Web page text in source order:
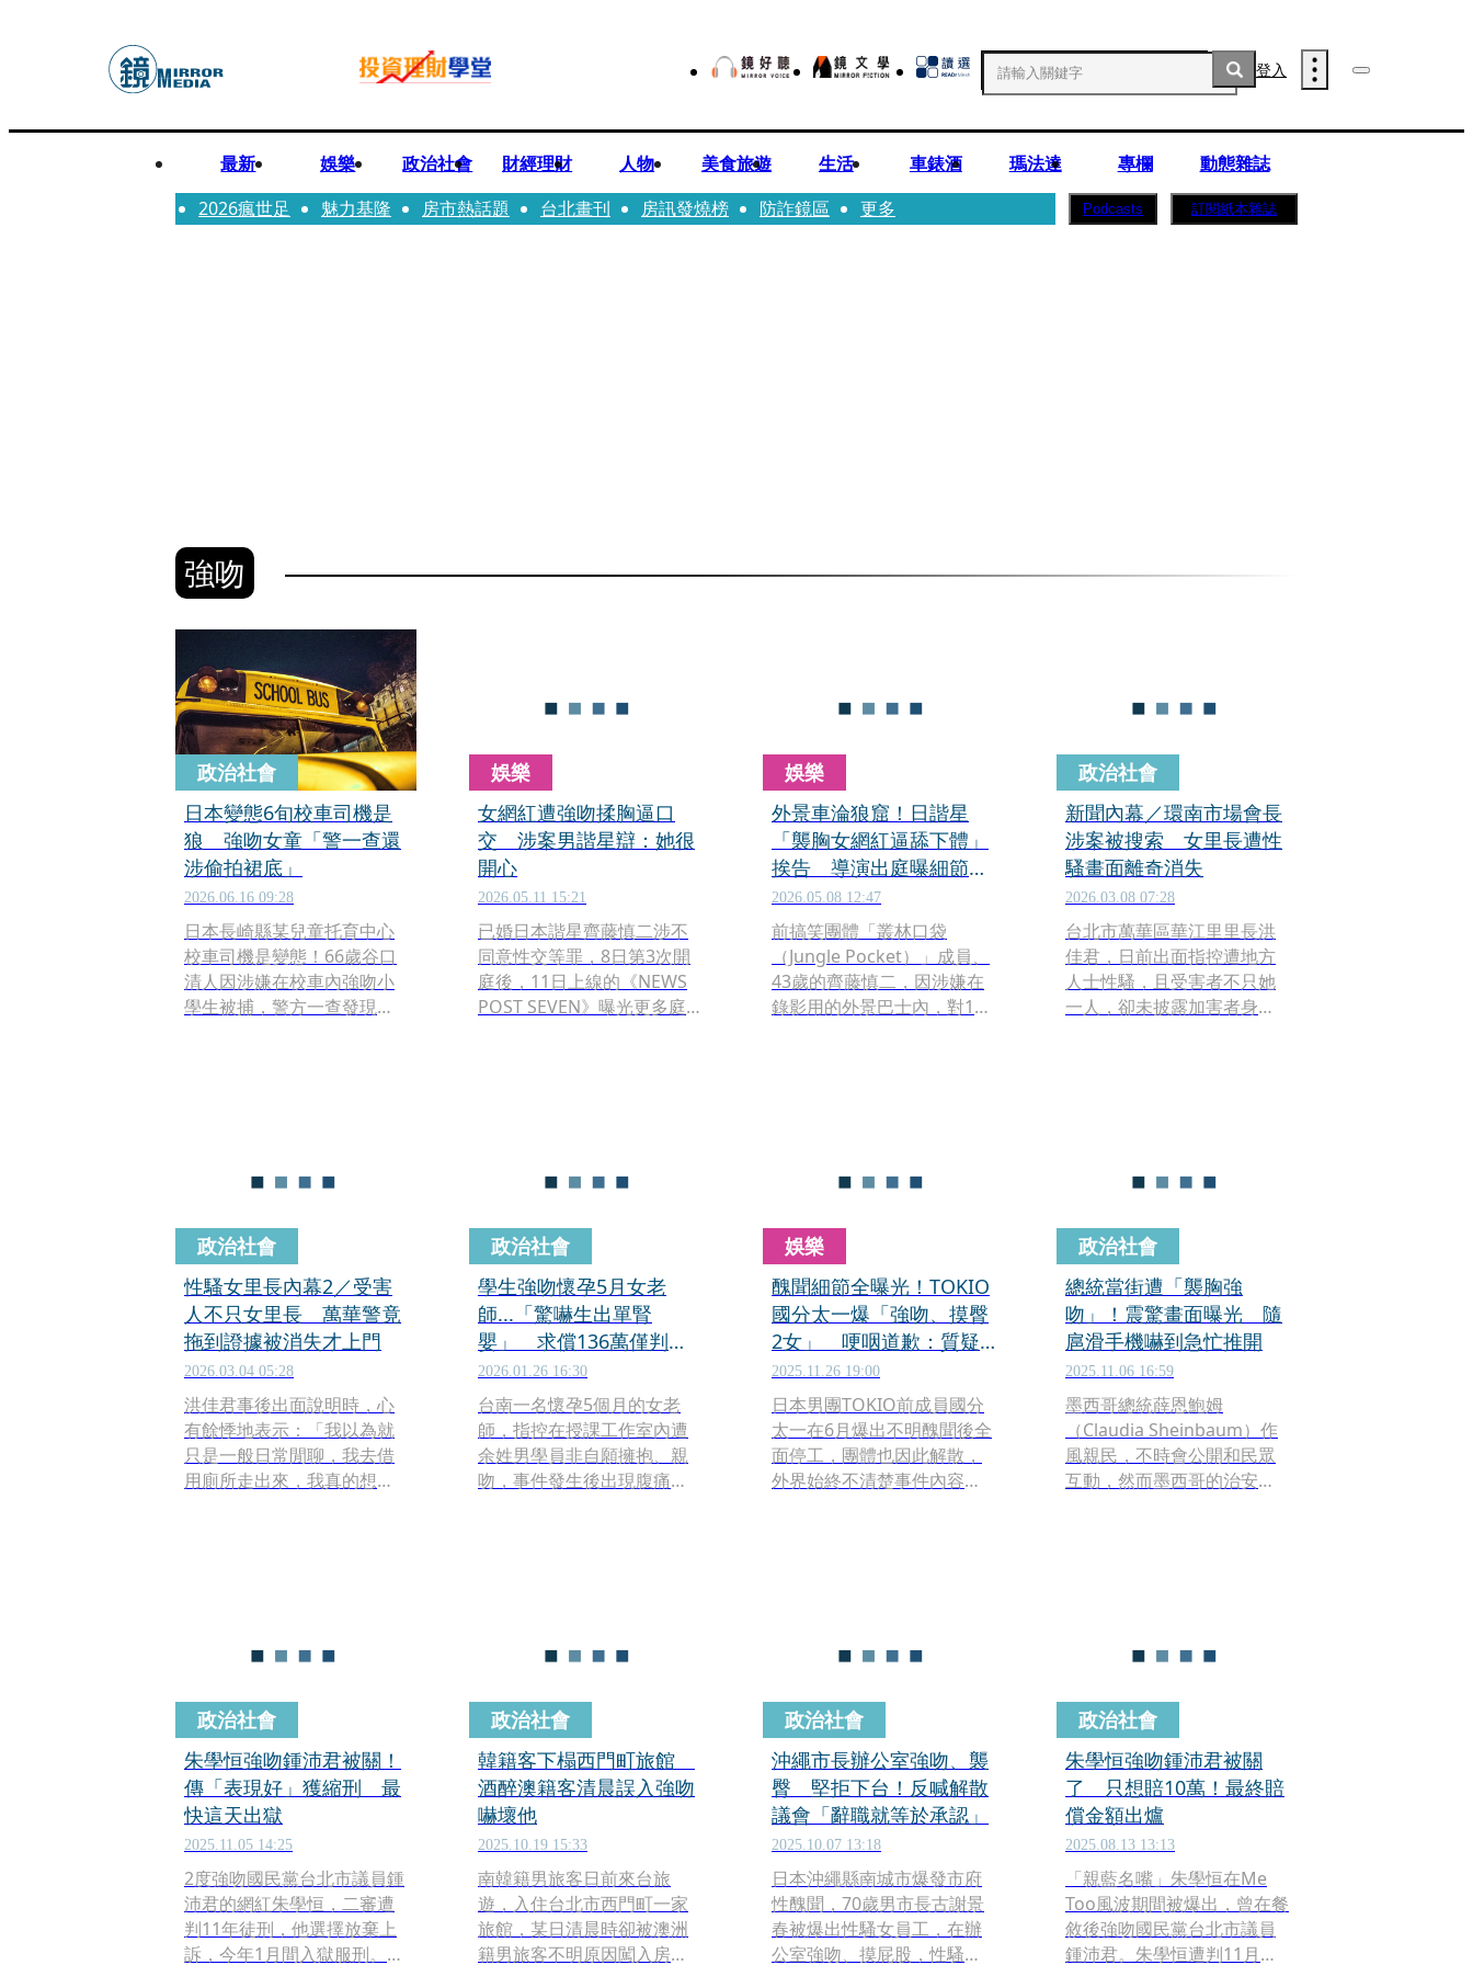
登入
最新 娛樂 政治社會 財經理財 人物 美食旅遊 生活 車錶酒 瑪法達 專欄
動態雜誌
2026瘋世足
魅力基隆 房市熱話題 台北畫刊 房訊發燒榜 防詐鏡區 更多 Podcasts 訂閱紙本雜誌
強吻
政治社會
日本變態6旬校車司機是
狼 強吻女童「警一查還
涉偷拍裙底」
2026.06.16 09:28
日本長崎縣某兒童托育中心
校車司機是變態！66歲谷口
清人因涉嫌在校車內強吻小
學生被捕，警方一查發現他
娛樂
女網紅遭強吻揉胸逼口
交 涉案男諧星辯：她很
開心
2026.05.11 15:21
已婚日本諧星齊藤慎二涉不
同意性交等罪，8日第3次開
庭後，11日上線的《NEWS
POST SEVEN》曝光更多庭
娛樂
外景車淪狼窟！日諧星
「襲胸女網紅逼舔下體」
挨告 導演出庭曝細節痛
斥離譜
2026.05.08 12:47
前搞笑團體「叢林口袋
（Jungle Pocket）」成員、
43歲的齊藤慎二，因涉嫌在
錄影用的外景巴士內，對1名
景導演下場作證，還原事件
政治社會
新聞內幕／環南市場會長
涉案被搜索 女里長遭性
騷畫面離奇消失
2026.03.08 07:28
台北市萬華區華江里里長洪
佳君，日前出面指控遭地方
人士性騷，且受害者不只她
一人，卻未披露加害者身
洪極力掙脫後，隔天傳訊向
了」為由道歉，洪報警提
告，但警方搜索時，監視器
畫面已遭刪除，林還強辯是
洪向他討錢及資源不成才報
復提告，企圖脫罪！
政治社會
性騷女里長內幕2／受害
人不只女里長 萬華警竟
拖到證據被消失才上門
2026.03.04 05:28
洪佳君事後出面說明時，心
有餘悸地表示：「我以為就
只是一般日常閒聊，我去借
用廁所走出來，我真的想都
政治社會
學生強吻懷孕5月女老
師...「驚嚇生出單腎
嬰」 求償136萬僅判賠
10萬原因曝光
2026.01.26 16:30
台南一名懷孕5個月的女老
師，指控在授課工作室內遭
余姓男學員非自願擁抱、親
吻，事件發生後出現腹痛出
為構成侵權，判賠精神慰撫
支持。
娛樂
醜聞細節全曝光！TOKIO
國分太一爆「強吻、摸臀
2女」 哽咽道歉：質疑
電視台懲處
2025.11.26 19:00
日本男團TOKIO前成員國分
太一在6月爆出不明醜聞後全
面停工，團體也因此解散，
外界始終不清楚事件內容。
政治社會
總統當街遭「襲胸強
吻」！震驚畫面曝光 隨
扈滑手機嚇到急忙推開
2025.11.06 16:59
墨西哥總統薛恩鮑姆
（Claudia Sheinbaum）作
風親民，不時會公開和民眾
互動，然而墨西哥的治安混
甚至還試圖親吻她。一旁的
這一幕急忙出手，將男子推
開。
政治社會
朱學恒強吻鍾沛君被關！
傳「表現好」獲縮刑 最
快這天出獄
2025.11.05 14:25
2度強吻國民黨台北市議員鍾
沛君的網紅朱學恒，二審遭
判11年徒刑，他選擇放棄上
訴，今年1月間入獄服刑。據
政治社會
韓籍客下榻西門町旅館
酒醉澳籍客清晨誤入強吻
嚇壞他
2025.10.19 15:33
南韓籍男旅客日前來台旅
遊，入住台北市西門町一家
旅館，某日清晨時卻被澳洲
籍男旅客不明原因闖入房內
政治社會
沖繩市長辦公室強吻、襲
臀 堅拒下台！反喊解散
議會「辭職就等於承認」
2025.10.07 13:18
日本沖繩縣南城市爆發市府
性醜聞，70歲男市長古謝景
春被爆出性騷女員工，在辦
公室強吻、摸屁股，性騷案
政治社會
朱學恒強吻鍾沛君被關
了 只想賠10萬！最終賠
償金額出爐
2025.08.13 13:13
「親藍名嘴」朱學恒在Me
Too風波期間被爆出，曾在餐
敘後強吻國民黨台北市議員
鍾沛君。朱學恒遭判11月徒